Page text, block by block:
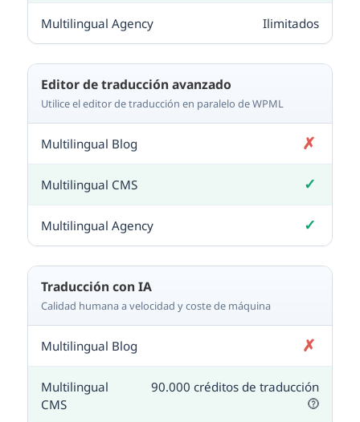
Ilimitados
Editor de traducción avanzado
Utilice el editor de traducción en paralelo de WPML
✗
No incluido
✓
Incluido
✓
Incluido
Traducción con IA
Calidad humana a velocidad y coste de máquina
✗
No incluido
90.000 créditos de traducción